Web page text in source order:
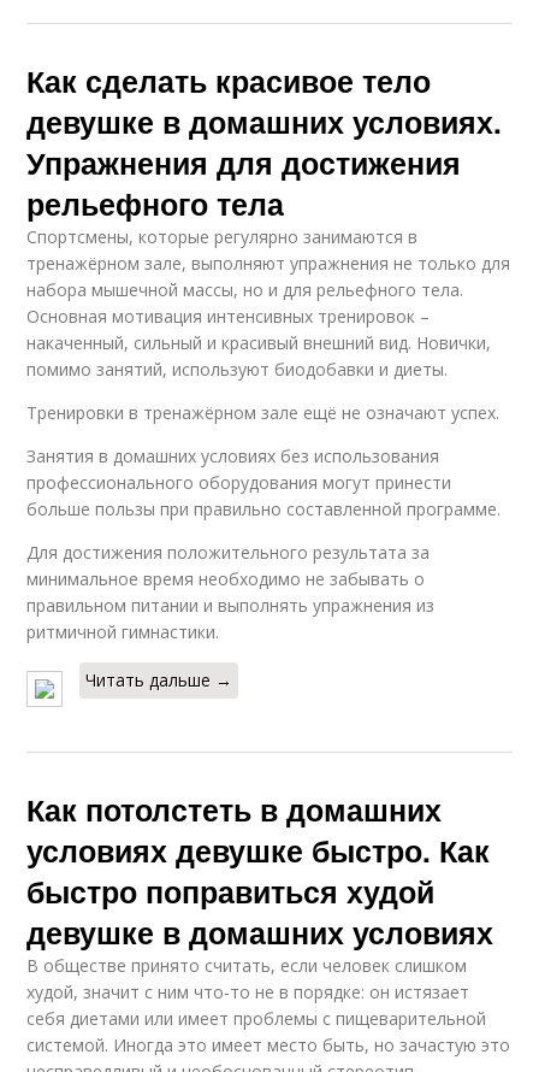
Как сделать красивое тело
девушке в домашних условиях.
Упражнения для достижения
рельефного тела
Спортсмены, которые регулярно занимаются в
тренажёрном зале, выполняют упражнения не только для
набора мышечной массы, но и для рельефного тела.
Основная мотивация интенсивных тренировок –
накаченный, сильный и красивый внешний вид. Новички,
помимо занятий, используют биодобавки и диеты.
Тренировки в тренажёрном зале ещё не означают успех.
Занятия в домашних условиях без использования
профессионального оборудования могут принести
больше пользы при правильно составленной программе.
Для достижения положительного результата за
минимальное время необходимо не забывать о
правильном питании и выполнять упражнения из
ритмичной гимнастики.
Читать дальше →
Как потолстеть в домашних
условиях девушке быстро. Как
быстро поправиться худой
девушке в домашних условиях
В обществе принято считать, если человек слишком
худой, значит с ним что-то не в порядке: он истязает
себя диетами или имеет проблемы с пищеварительной
системой. Иногда это имеет место быть, но зачастую это